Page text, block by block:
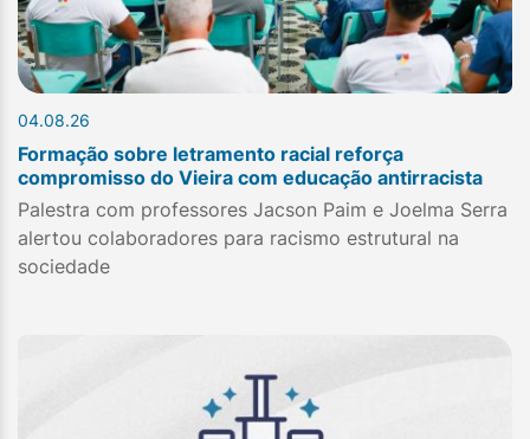
04.08.26
Formação sobre letramento racial reforça
compromisso do Vieira com educação antirracista
Palestra com professores Jacson Paim e Joelma Serra
alertou colaboradores para racismo estrutural na
sociedade